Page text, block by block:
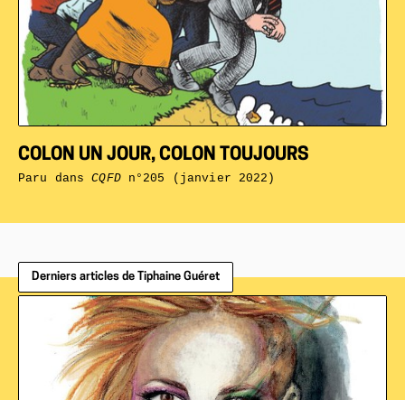
COLON UN JOUR, COLON TOUJOURS
Paru dansCQFDn°205 (janvier 2022)
Derniers articles de Tiphaine Guéret